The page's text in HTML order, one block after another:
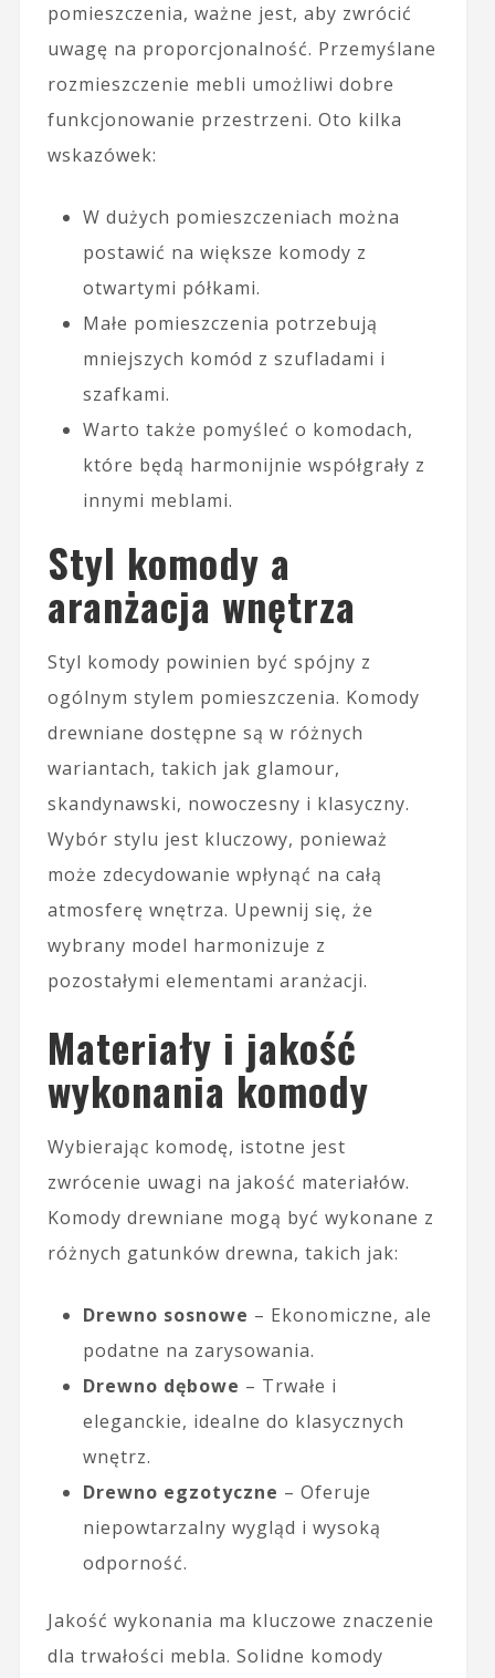
pomieszczenia, ważne jest, aby zwrócić
uwagę na proporcjonalność. Przemyślane
rozmieszczenie mebli umożliwi dobre
funkcjonowanie przestrzeni. Oto kilka
wskazówek:
W dużych pomieszczeniach można
postawić na większe komody z
otwartymi półkami.
Małe pomieszczenia potrzebują
mniejszych komód z szufladami i
szafkami.
Warto także pomyśleć o komodach,
które będą harmonijnie współgrały z
innymi meblami.
Styl komody a
aranżacja wnętrza
Styl komody powinien być spójny z
ogólnym stylem pomieszczenia. Komody
drewniane dostępne są w różnych
wariantach, takich jak glamour,
skandynawski, nowoczesny i klasyczny.
Wybór stylu jest kluczowy, ponieważ
może zdecydowanie wpłynąć na całą
atmosferę wnętrza. Upewnij się, że
wybrany model harmonizuje z
pozostałymi elementami aranżacji.
Materiały i jakość
wykonania komody
Wybierając komodę, istotne jest
zwrócenie uwagi na jakość materiałów.
Komody drewniane mogą być wykonane z
różnych gatunków drewna, takich jak:
Drewno sosnowe – Ekonomiczne, ale
podatne na zarysowania.
Drewno dębowe – Trwałe i
eleganckie, idealne do klasycznych
wnętrz.
Drewno egzotyczne – Oferuje
niepowtarzalny wygląd i wysoką
odporność.
Jakość wykonania ma kluczowe znaczenie
dla trwałości mebla. Solidne komody